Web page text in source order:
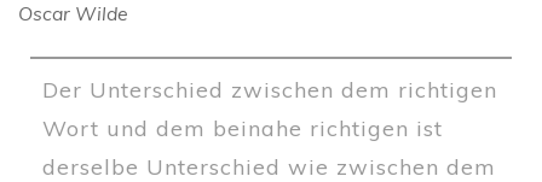
Oscar Wilde
Der Unterschied zwischen dem richtigen
Wort und dem beinahe richtigen ist
derselbe Unterschied wie zwischen dem